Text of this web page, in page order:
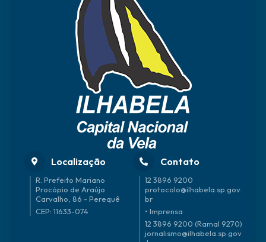
Localização
R. Prefeito Mariano
Procópio de Araújo
Carvalho, 86 - Perequê
CEP: 11633-074
Contato
12 3896 9200
protocolo@ilhabela.sp.gov.
br
• Imprensa
12 3896 9200 (Ramal 9270)
jornalismo@ilhabela.sp.gov